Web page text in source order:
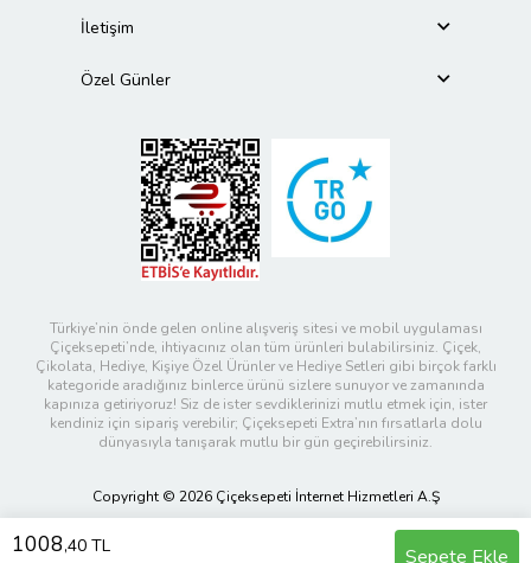
1008,40 TL Sepete Ekle
İletişim
Özel Günler
Türkiye’nin önde gelen online alışveriş sitesi ve mobil uygulaması
Çiçeksepeti’nde, ihtiyacınız olan tüm ürünleri bulabilirsiniz. Çiçek,
Çikolata, Hediye, Kişiye Özel Ürünler ve Hediye Setleri gibi birçok farklı
kategoride aradığınız binlerce ürünü sizlere sunuyor ve zamanında
kapınıza getiriyoruz! Siz de ister sevdiklerinizi mutlu etmek için, ister
kendiniz için sipariş verebilir; Çiçeksepeti Extra’nın fırsatlarla dolu
dünyasıyla tanışarak mutlu bir gün geçirebilirsiniz.
Copyright © 2026 Çiçeksepeti İnternet Hizmetleri A.Ş